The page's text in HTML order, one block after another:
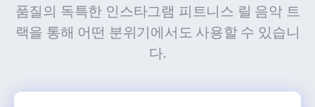
품질의 독특한 인스타그램 피트니스 릴 음악 트
랙을 통해 어떤 분위기에서도 사용할 수 있습니
다.